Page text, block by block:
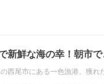
新鮮な海の幸！朝市
西尾市にある一色漁港。獲